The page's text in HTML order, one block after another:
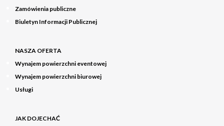
Zamówienia publiczne
Biuletyn Informacji Publicznej
NASZA OFERTA
Wynajem powierzchni eventowej
Wynajem powierzchni biurowej
Usługi
JAK DOJECHAĆ